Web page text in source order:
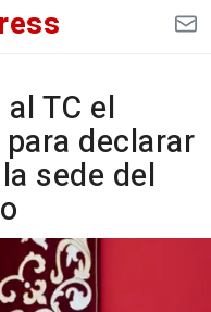
TC el
declarar
sede del